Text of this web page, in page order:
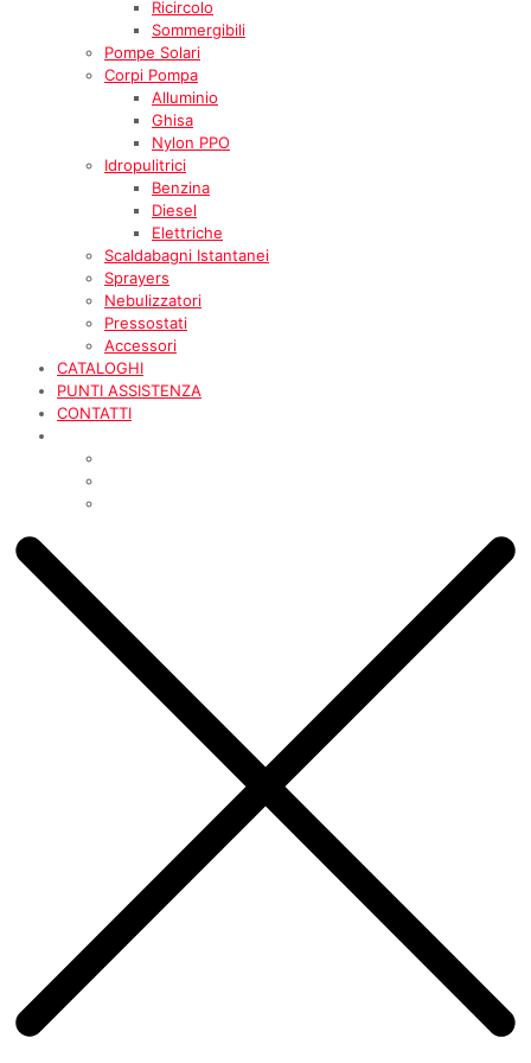
Ricircolo
Sommergibili
Pompe Solari
Corpi Pompa
Alluminio
Ghisa
Nylon PPO
Idropulitrici
Benzina
Diesel
Elettriche
Scaldabagni Istantanei
Sprayers
Nebulizzatori
Pressostati
Accessori
CATALOGHI
PUNTI ASSISTENZA
CONTATTI